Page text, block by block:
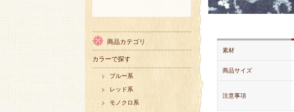
素材
商品サイズ
注意事項
商品カテゴリ
カラーで探す
ブルー系
レッド系
モノクロ系